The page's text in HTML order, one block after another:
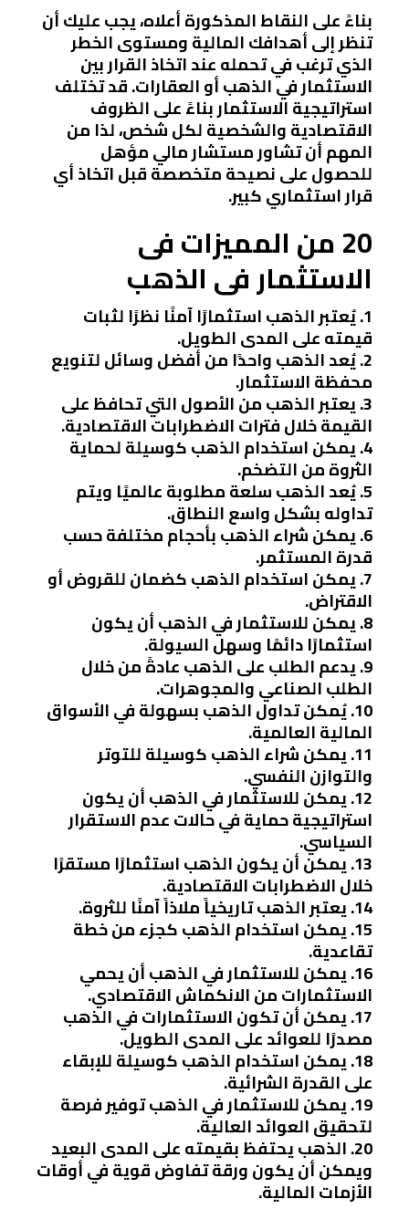
بناءً على النقاط المذكورة أعلاه، يجب عليك أن
تنظر إلى أهدافك المالية ومستوى الخطر
الذي ترغب في تحمله عند اتخاذ القرار بين
الاستثمار في الذهب أو العقارات. قد تختلف
استراتيجية الاستثمار بناءً على الظروف
الاقتصادية والشخصية لكل شخص، لذا من
المهم أن تشاور مستشار مالي مؤهل
للحصول على نصيحة متخصصة قبل اتخاذ أي
قرار استثماري كبير.
20 من المميزات فى
الاستثمار فى الذهب
1. يُعتبر الذهب استثمارًا آمنًا نظرًا لثبات
قيمته على المدى الطويل.
2. يُعد الذهب واحدًا من أفضل وسائل لتنويع
محفظة الاستثمار.
3. يعتبر الذهب من الأصول التي تحافظ على
القيمة خلال فترات الاضطرابات الاقتصادية.
4. يمكن استخدام الذهب كوسيلة لحماية
الثروة من التضخم.
5. يُعد الذهب سلعة مطلوبة عالميًا ويتم
تداوله بشكل واسع النطاق.
6. يمكن شراء الذهب بأحجام مختلفة حسب
قدرة المستثمر.
7. يمكن استخدام الذهب كضمان للقروض أو
الاقتراض.
8. يمكن للاستثمار في الذهب أن يكون
استثمارًا دائمًا وسهل السيولة.
9. يدعم الطلب على الذهب عادةً من خلال
الطلب الصناعي والمجوهرات.
10. يُمكن تداول الذهب بسهولة في الأسواق
المالية العالمية.
11. يمكن شراء الذهب كوسيلة للتوتر
والتوازن النفسي.
12. يمكن للاستثمار في الذهب أن يكون
استراتيجية حماية في حالات عدم الاستقرار
السياسي.
13. يمكن أن يكون الذهب استثمارًا مستقرًا
خلال الاضطرابات الاقتصادية.
14. يعتبر الذهب تاريخياً ملاذاً آمنًا للثروة.
15. يمكن استخدام الذهب كجزء من خطة
تقاعدية.
16. يمكن للاستثمار في الذهب أن يحمي
الاستثمارات من الانكماش الاقتصادي.
17. يمكن أن تكون الاستثمارات في الذهب
مصدرًا للعوائد على المدى الطويل.
18. يمكن استخدام الذهب كوسيلة للإبقاء
على القدرة الشرائية.
19. يمكن للاستثمار في الذهب توفير فرصة
لتحقيق العوائد العالية.
20. الذهب يحتفظ بقيمته على المدى البعيد
ويمكن أن يكون ورقة تفاوض قوية في أوقات
الأزمات المالية.